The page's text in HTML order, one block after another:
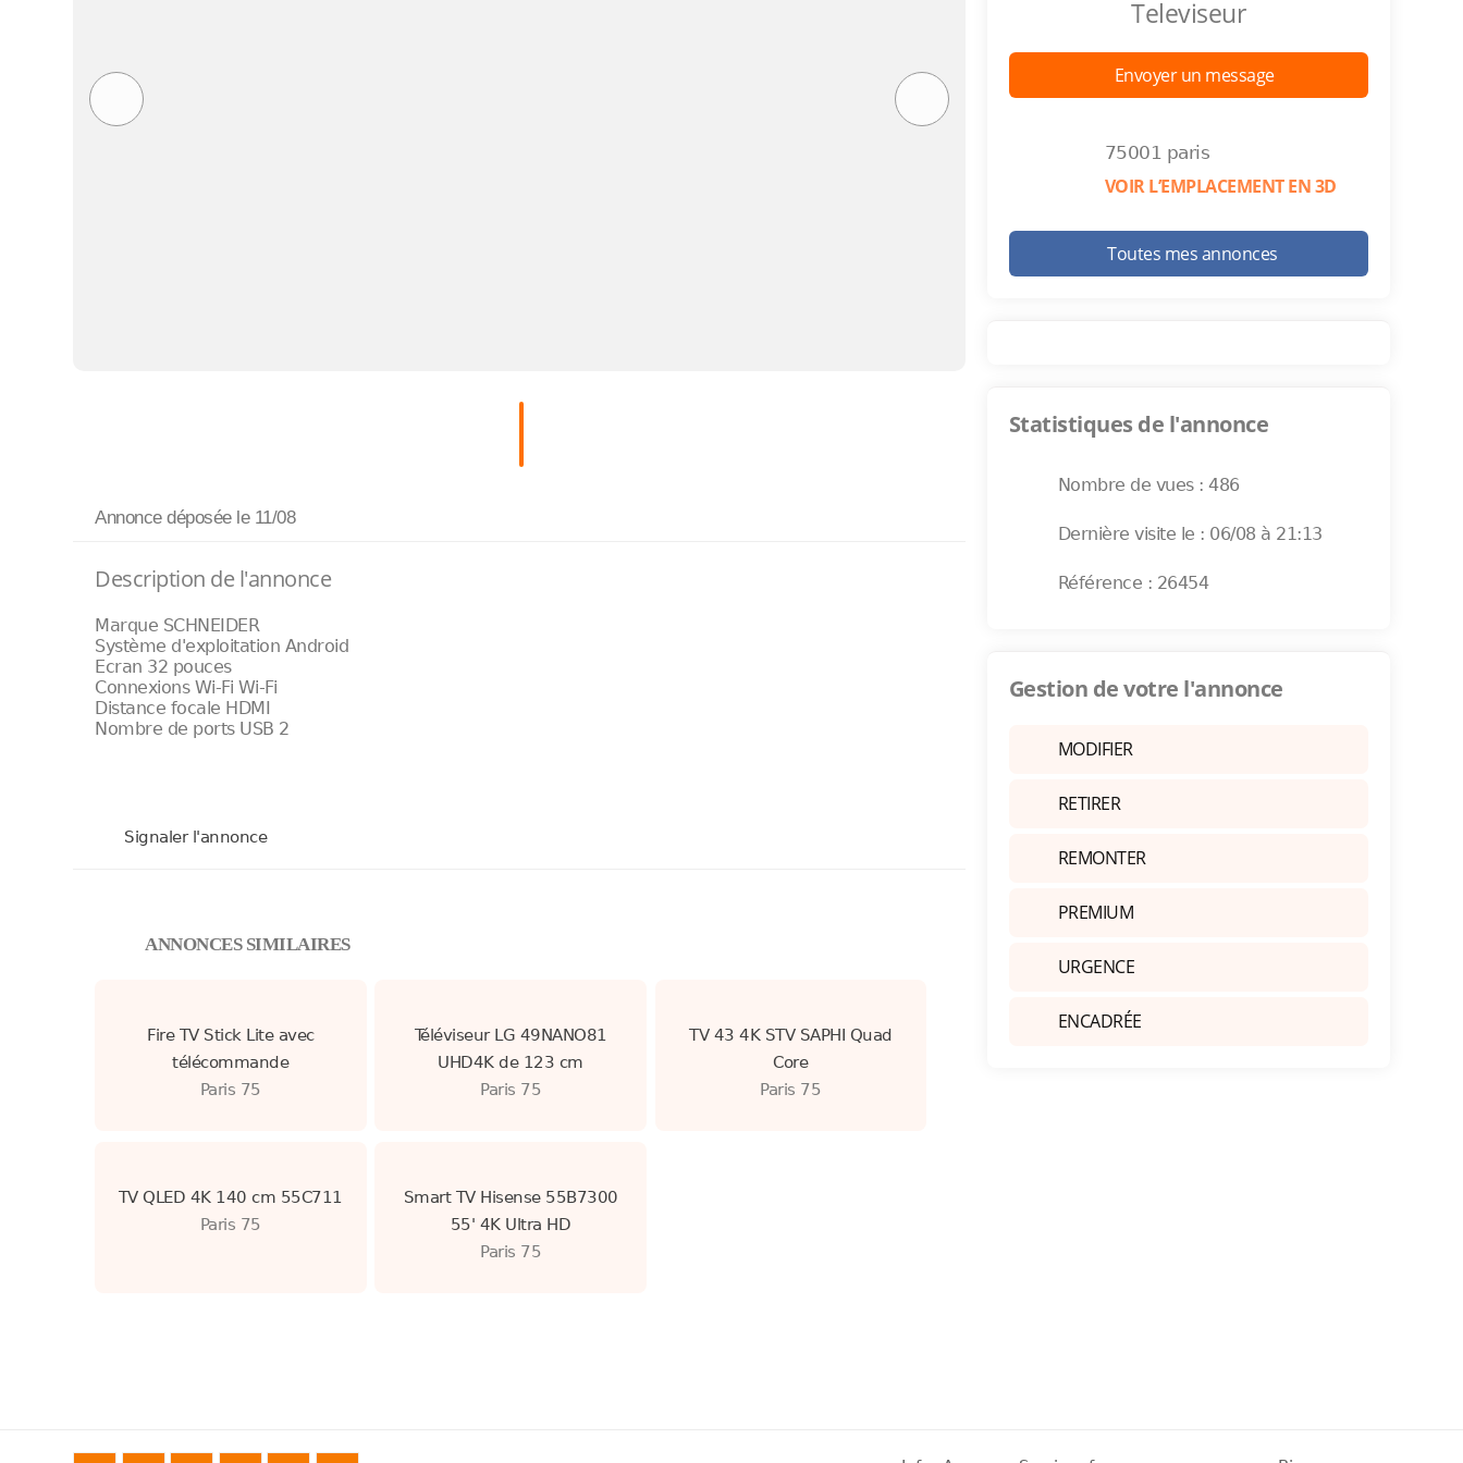
Annonce déposée le 11/08
Description de l'annonce
Marque SCHNEIDER
Système d'exploitation Android
Ecran 32 pouces
Connexions Wi-Fi Wi-Fi
Distance focale HDMI
Nombre de ports USB 2
Signaler l'annonce
ANNONCES SIMILAIRES
Fire TV Stick Lite avec
télécommande
Paris 75
Téléviseur LG 49NANO81
UHD4K de 123 cm
Paris 75
TV 43 4K STV SAPHI Quad
Core
Paris 75
TV QLED 4K 140 cm 55C711
Paris 75
Smart TV Hisense 55B7300
55' 4K Ultra HD
Paris 75
Televiseur
Envoyer un message
75001 paris
VOIR L’EMPLACEMENT EN 3D
Toutes mes annonces
Statistiques de l'annonce
Nombre de vues : 486
Dernière visite le : 06/08 à 21:13
Référence : 26454
Gestion de votre l'annonce
MODIFIER
RETIRER
REMONTER
PREMIUM
URGENCE
ENCADRÉE